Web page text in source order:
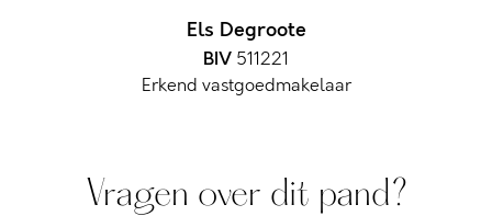
Els Degroote
BIV 511221
Erkend vastgoedmakelaar
Vragen over dit pand?